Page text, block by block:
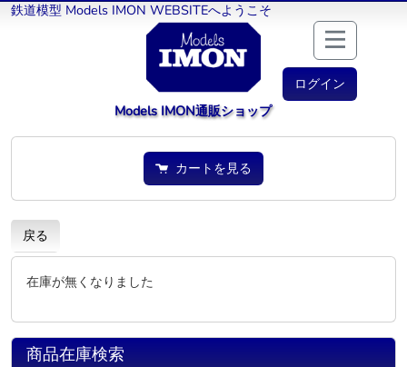
鉄道模型 Models IMON WEBSITEへようこそ
ログイン
Models IMON通販ショップ
カートを見る
戻る
在庫が無くなりました
商品在庫検索